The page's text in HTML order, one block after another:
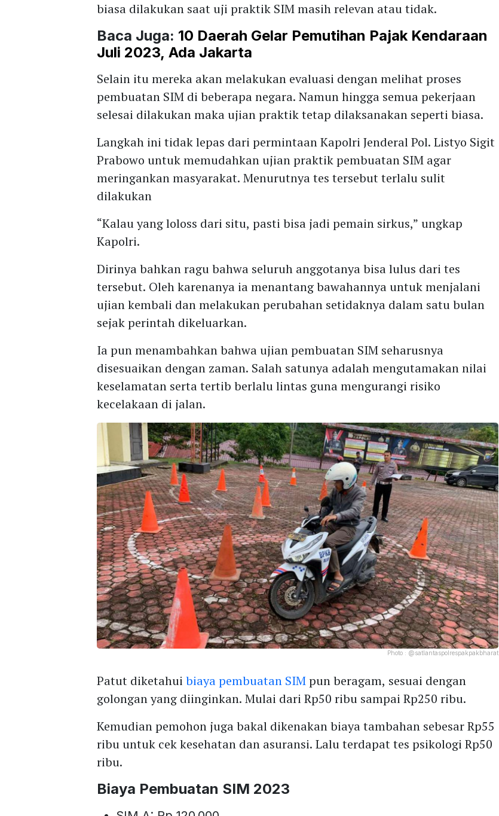
biasa dilakukan saat uji praktik SIM masih relevan atau tidak.
Baca Juga: 10 Daerah Gelar Pemutihan Pajak Kendaraan
Juli 2023, Ada Jakarta
Selain itu mereka akan melakukan evaluasi dengan melihat proses
pembuatan SIM di beberapa negara. Namun hingga semua pekerjaan
selesai dilakukan maka ujian praktik tetap dilaksanakan seperti biasa.
Langkah ini tidak lepas dari permintaan Kapolri Jenderal Pol. Listyo Sigit
Prabowo untuk memudahkan ujian praktik pembuatan SIM agar
meringankan masyarakat. Menurutnya tes tersebut terlalu sulit
dilakukan
“Kalau yang loloss dari situ, pasti bisa jadi pemain sirkus,” ungkap
Kapolri.
Dirinya bahkan ragu bahwa seluruh anggotanya bisa lulus dari tes
tersebut. Oleh karenanya ia menantang bawahannya untuk menjalani
ujian kembali dan melakukan perubahan setidaknya dalam satu bulan
sejak perintah dikeluarkan.
Ia pun menambahkan bahwa ujian pembuatan SIM seharusnya
disesuaikan dengan zaman. Salah satunya adalah mengutamakan nilai
keselamatan serta tertib berlalu lintas guna mengurangi risiko
kecelakaan di jalan.
Photo : @satlantaspolrespakpakbharat
Patut diketahuibiaya pembuatan SIMpun beragam, sesuai dengan
golongan yang diinginkan. Mulai dari Rp50 ribu sampai Rp250 ribu.
Kemudian pemohon juga bakal dikenakan biaya tambahan sebesar Rp55
ribu untuk cek kesehatan dan asuransi. Lalu terdapat tes psikologi Rp50
ribu.
Biaya Pembuatan SIM 2023